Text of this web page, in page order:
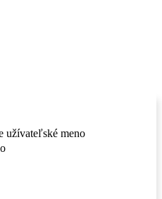
užívateľské meno